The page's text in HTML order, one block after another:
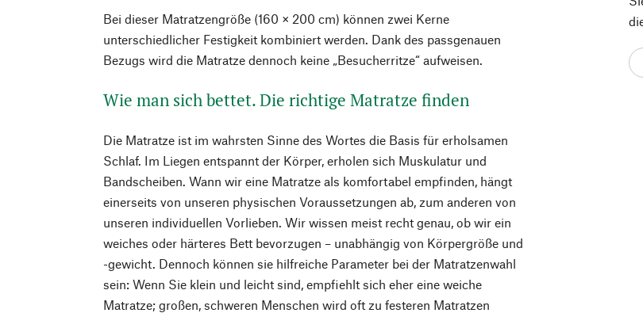
Bei dieser Matratzengröße (160 × 200 cm) können zwei Kerne
unterschiedlicher Festigkeit kombiniert werden. Dank des passgenauen
Bezugs wird die Matratze dennoch keine „Besucherritze“ aufweisen.
Wie man sich bettet. Die richtige Matratze finden
Die Matratze ist im wahrsten Sinne des Wortes die Basis für erholsamen
Schlaf. Im Liegen entspannt der Körper, erholen sich Muskulatur und
Bandscheiben. Wann wir eine Matratze als komfortabel empfinden, hängt
einerseits von unseren physischen Voraussetzungen ab, zum anderen von
unseren individuellen Vorlieben. Wir wissen meist recht genau, ob wir ein
weiches oder härteres Bett bevorzugen – unabhängig von Körpergröße und
-gewicht. Dennoch können sie hilfreiche Parameter bei der Matratzenwahl
sein: Wenn Sie klein und leicht sind, empfiehlt sich eher eine weiche
Matratze; großen, schweren Menschen wird oft zu festeren Matratzen